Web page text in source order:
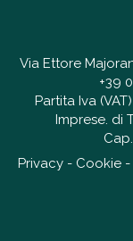
Via Ettore
+39
Partita Iva
Imprese. di
Privacy- Cookie-